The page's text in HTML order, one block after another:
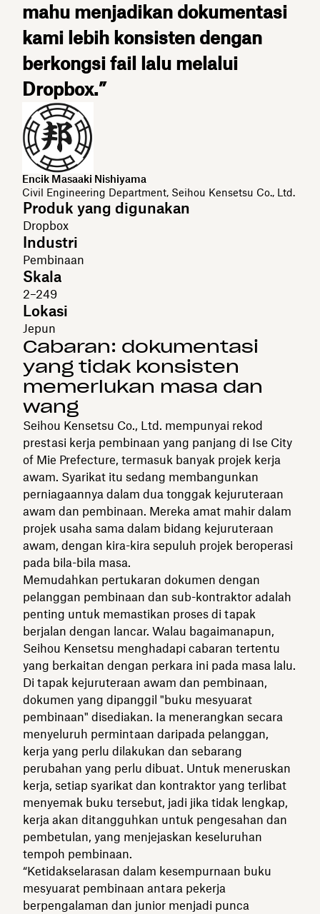
mahu menjadikan dokumentasi
kami lebih konsisten dengan
berkongsi fail lalu melalui
Dropbox.”
Encik Masaaki Nishiyama
Civil Engineering Department, Seihou Kensetsu Co., Ltd.
Produk yang digunakan
Dropbox
Industri
Pembinaan
Skala
2–249
Lokasi
Jepun
Cabaran: dokumentasi
yang tidak konsisten
memerlukan masa dan
wang
Seihou Kensetsu Co., Ltd. mempunyai rekod
prestasi kerja pembinaan yang panjang di Ise City
of Mie Prefecture, termasuk banyak projek kerja
awam. Syarikat itu sedang membangunkan
perniagaannya dalam dua tonggak kejuruteraan
awam dan pembinaan. Mereka amat mahir dalam
projek usaha sama dalam bidang kejuruteraan
awam, dengan kira-kira sepuluh projek beroperasi
pada bila-bila masa.
Memudahkan pertukaran dokumen dengan
pelanggan pembinaan dan sub-kontraktor adalah
penting untuk memastikan proses di tapak
berjalan dengan lancar. Walau bagaimanapun,
Seihou Kensetsu menghadapi cabaran tertentu
yang berkaitan dengan perkara ini pada masa lalu.
Di tapak kejuruteraan awam dan pembinaan,
dokumen yang dipanggil "buku mesyuarat
pembinaan" disediakan. Ia menerangkan secara
menyeluruh permintaan daripada pelanggan,
kerja yang perlu dilakukan dan sebarang
perubahan yang perlu dibuat. Untuk meneruskan
kerja, setiap syarikat dan kontraktor yang terlibat
menyemak buku tersebut, jadi jika tidak lengkap,
kerja akan ditangguhkan untuk pengesahan dan
pembetulan, yang menjejaskan keseluruhan
tempoh pembinaan.
“Ketidakselarasan dalam kesempurnaan buku
mesyuarat pembinaan antara pekerja
berpengalaman dan junior menjadi punca